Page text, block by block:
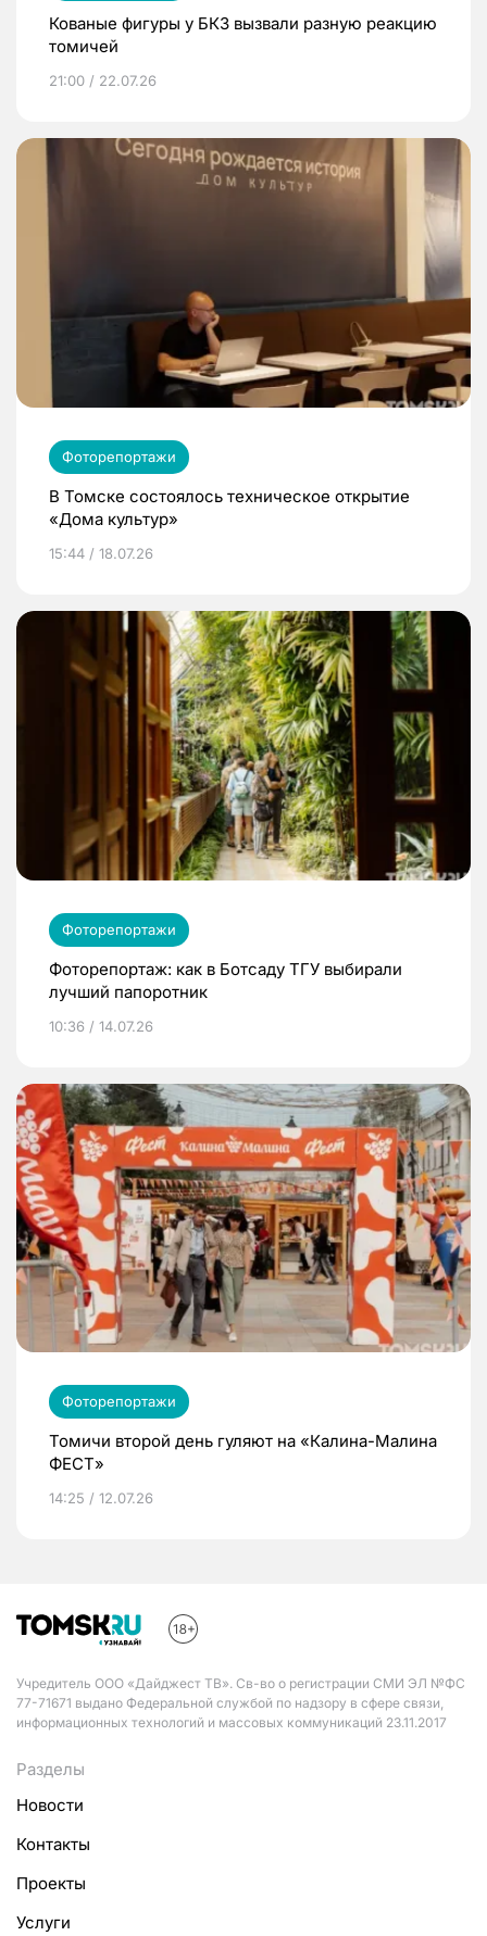
Кованые фигуры у БКЗ вызвали разную реакцию
томичей
21:00 / 22.07.26
Фоторепортажи
В Томске состоялось техническое открытие
«Дома культур»
15:44 / 18.07.26
Фоторепортажи
Фоторепортаж: как в Ботсаду ТГУ выбирали
лучший папоротник
10:36 / 14.07.26
Фоторепортажи
Томичи второй день гуляют на «Калина-Малина
ФЕСТ»
14:25 / 12.07.26
Учредитель ООО «Дайджест ТВ». Св-во о регистрации СМИ ЭЛ №ФС
77-71671 выдано Федеральной службой по надзору в сфере связи,
информационных технологий и массовых коммуникаций 23.11.2017
Разделы
Новости
Контакты
Проекты
Услуги